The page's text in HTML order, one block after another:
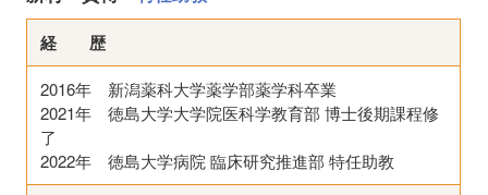
経 歴
2016年 新潟薬科大学薬学部薬学科卒業
2021年 徳島大学大学院医科学教育部 博士後期課程修
了
2022年 徳島大学病院 臨床研究推進部 特任助教